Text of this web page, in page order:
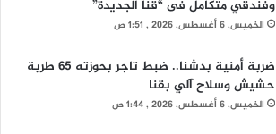
وفندقي متكامل فى “قنا الجديدة”
الخميس, 6 أغسطس, 2026 , 1:51 ص
ضربة أمنية بدشنا.. ضبط تاجر بحوزته 65 طربة
حشيش وسلاح آلي بقنا
الخميس, 6 أغسطس, 2026 , 1:44 ص